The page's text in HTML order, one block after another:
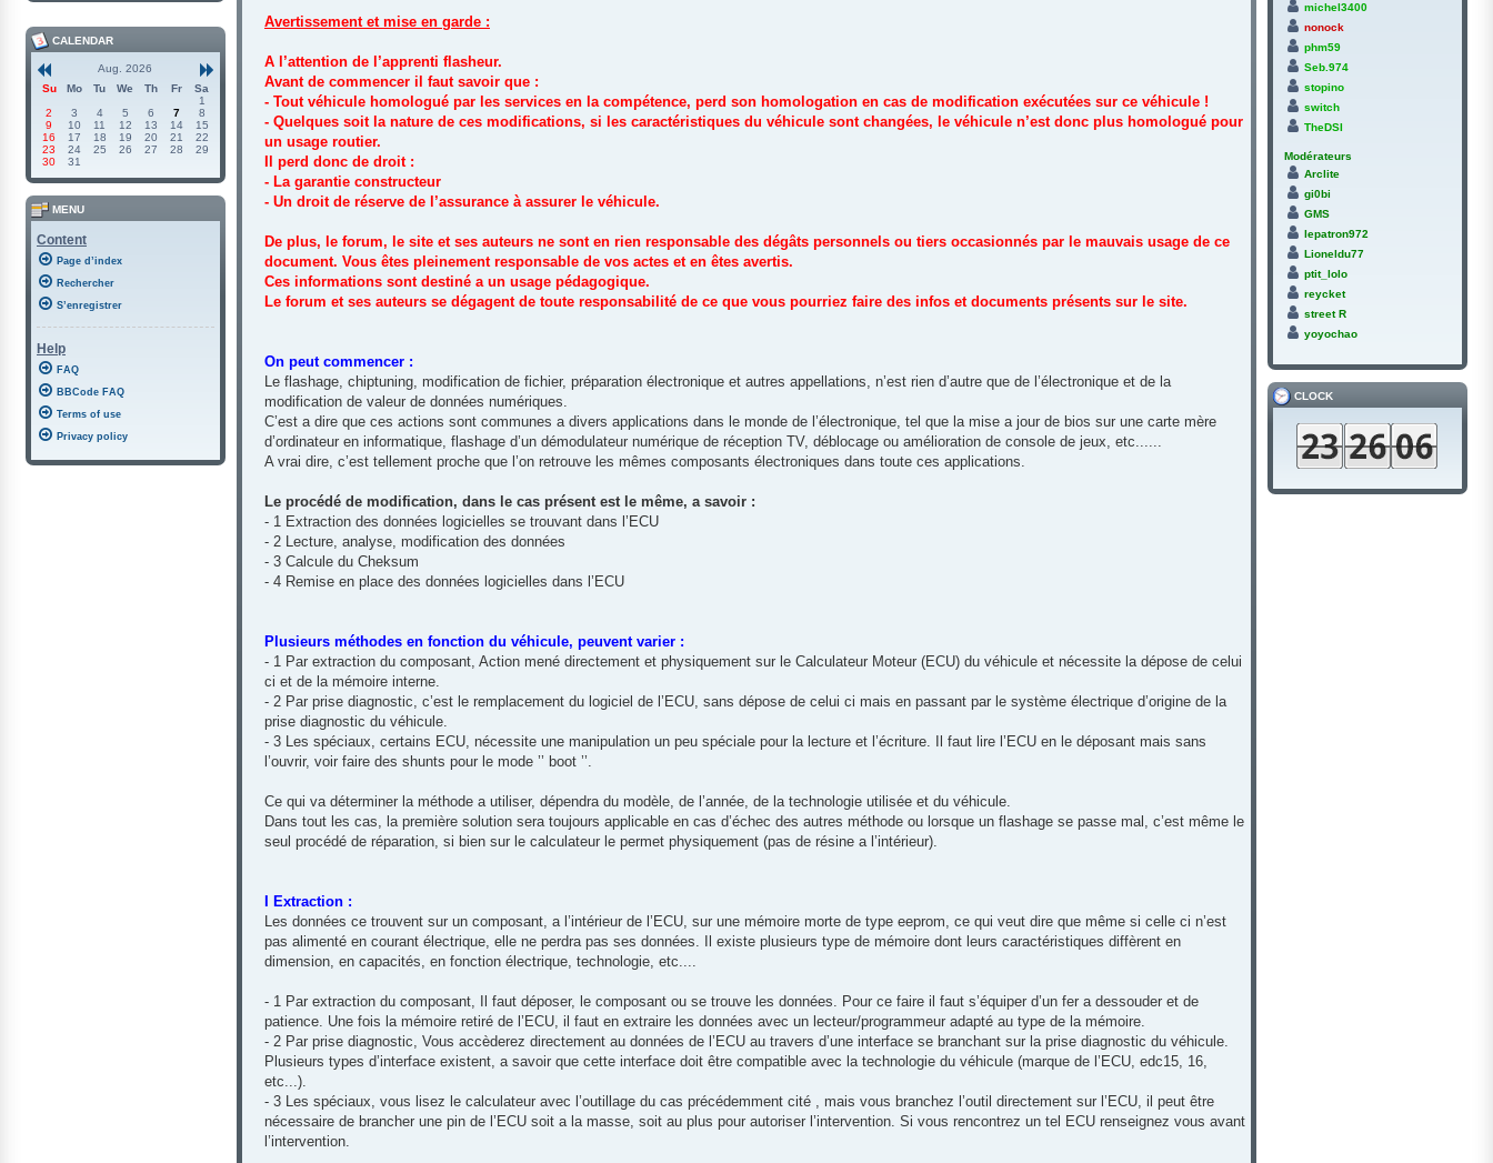
Avertissement et mise en garde :
A l’attention de l’apprenti flasheur.
Avant de commencer il faut savoir que :
- Tout véhicule homologué par les services en la compétence, perd son homologation en cas de modification exécutées sur ce véhicule !
- Quelques soit la nature de ces modifications, si les caractéristiques du véhicule sont changées, le véhicule n’est donc plus homologué pour
un usage routier.
Il perd donc de droit :
- La garantie constructeur
- Un droit de réserve de l’assurance à assurer le véhicule.
De plus, le forum, le site et ses auteurs ne sont en rien responsable des dégâts personnels ou tiers occasionnés par le mauvais usage de ce
document. Vous êtes pleinement responsable de vos actes et en êtes avertis.
Ces informations sont destiné a un usage pédagogique.
Le forum et ses auteurs se dégagent de toute responsabilité de ce que vous pourriez faire des infos et documents présents sur le site.
On peut commencer :
Le flashage, chiptuning, modification de fichier, préparation électronique et autres appellations, n’est rien d’autre que de l’électronique et de la
modification de valeur de données numériques.
C’est a dire que ces actions sont communes a divers applications dans le monde de l’électronique, tel que la mise a jour de bios sur une carte mère
d’ordinateur en informatique, flashage d’un démodulateur numérique de réception TV, déblocage ou amélioration de console de jeux, etc......
A vrai dire, c’est tellement proche que l’on retrouve les mêmes composants électroniques dans toute ces applications.
Le procédé de modification, dans le cas présent est le même, a savoir :
- 1 Extraction des données logicielles se trouvant dans l’ECU
- 2 Lecture, analyse, modification des données
- 3 Calcule du Cheksum
- 4 Remise en place des données logicielles dans l’ECU
Plusieurs méthodes en fonction du véhicule, peuvent varier :
- 1 Par extraction du composant, Action mené directement et physiquement sur le Calculateur Moteur (ECU) du véhicule et nécessite la dépose de celui
ci et de la mémoire interne.
- 2 Par prise diagnostic, c’est le remplacement du logiciel de l’ECU, sans dépose de celui ci mais en passant par le système électrique d’origine de la
prise diagnostic du véhicule.
- 3 Les spéciaux, certains ECU, nécessite une manipulation un peu spéciale pour la lecture et l’écriture. Il faut lire l’ECU en le déposant mais sans
l’ouvrir, voir faire des shunts pour le mode ’’ boot ’’.
Ce qui va déterminer la méthode a utiliser, dépendra du modèle, de l’année, de la technologie utilisée et du véhicule.
Dans tout les cas, la première solution sera toujours applicable en cas d’échec des autres méthode ou lorsque un flashage se passe mal, c’est même le
seul procédé de réparation, si bien sur le calculateur le permet physiquement (pas de résine a l’intérieur).
I Extraction :
Les données ce trouvent sur un composant, a l’intérieur de l’ECU, sur une mémoire morte de type eeprom, ce qui veut dire que même si celle ci n’est
pas alimenté en courant électrique, elle ne perdra pas ses données. Il existe plusieurs type de mémoire dont leurs caractéristiques diffèrent en
dimension, en capacités, en fonction électrique, technologie, etc....
- 1 Par extraction du composant, Il faut déposer, le composant ou se trouve les données. Pour ce faire il faut s’équiper d’un fer a dessouder et de
patience. Une fois la mémoire retiré de l’ECU, il faut en extraire les données avec un lecteur/programmeur adapté au type de la mémoire.
- 2 Par prise diagnostic, Vous accèderez directement au données de l’ECU au travers d’une interface se branchant sur la prise diagnostic du véhicule.
Plusieurs types d’interface existent, a savoir que cette interface doit être compatible avec la technologie du véhicule (marque de l’ECU, edc15, 16,
etc...).
- 3 Les spéciaux, vous lisez le calculateur avec l’outillage du cas précédemment cité , mais vous branchez l’outil directement sur l’ECU, il peut être
nécessaire de brancher une pin de l’ECU soit a la masse, soit au plus pour autoriser l’intervention. Si vous rencontrez un tel ECU renseignez vous avant
l’intervention.
CALENDAR
Aug. 2026
Su
Mo Tu We Th Fr
Sa
1
2
3 4 5 6 7
8
9
10 11 12 13 14
15
16
17 18 19 20 21
22
23
24 25 26 27 28
29
30
31
MENU
Content
Page d’index
Rechercher
S’enregistrer
Help
FAQ
BBCode FAQ
Terms of use
Privacy policy
michel3400
nonock
phm59
Seb.974
stopino
switch
TheDSI
Modérateurs
Arclite
gi0bi
GMS
lepatron972
Lioneldu77
ptit_lolo
reycket
street R
yoyochao
CLOCK